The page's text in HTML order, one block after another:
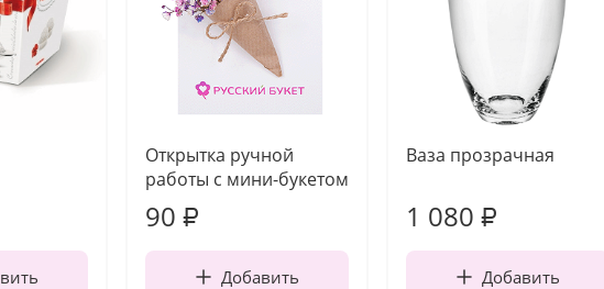
Открытка ручной
работы с мини-букетом
90 ₽
Добавить
Ваза прозрачная
1 080 ₽
Добавить